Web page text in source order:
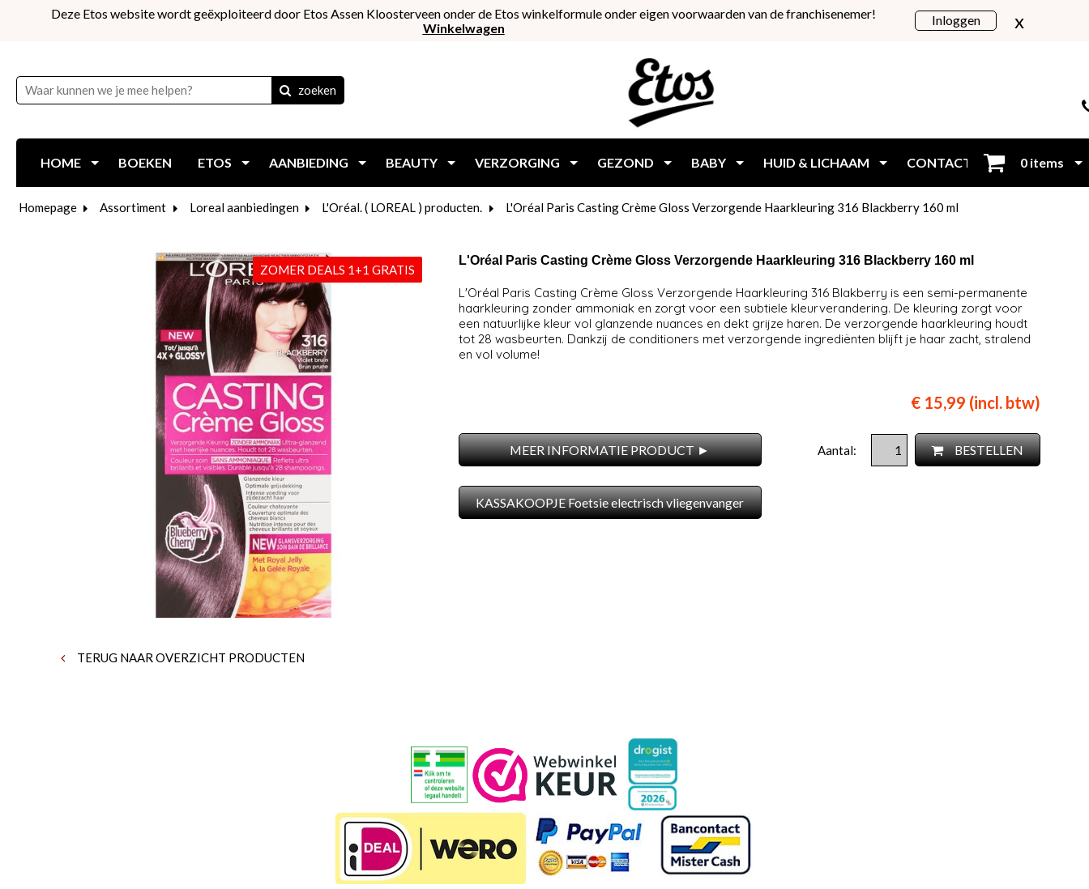
Deze Etos website wordt geëxploiteerd door Etos Assen Kloosterveen onder de Etos winkelformule onder eigen voorwaarden van de franchisenemer!
Winkelwagen
Inloggen x
zoeken
HOME BOEKEN ETOS AANBIEDING BEAUTY VERZORGING GEZOND BABY HUID & LICHAAM CONTACT Inloggen
0 items
Homepage Assortiment Loreal aanbiedingen L'Oréal. ( LOREAL ) producten. L'Oréal Paris Casting Crème Gloss Verzorgende Haarkleuring 316 Blackberry 160 ml
ZOMER DEALS 1+1 GRATIS
TERUG NAAR OVERZICHT PRODUCTEN
L'Oréal Paris Casting Crème Gloss Verzorgende Haarkleuring 316 Blackberry 160 ml
L'Oréal Paris Casting Crème Gloss Verzorgende Haarkleuring 316 Blakberry is een semi-permanente
haarkleuring zonder ammoniak en zorgt voor een subtiele kleurverandering. De kleuring zorgt voor
een natuurlijke kleur vol glanzende nuances en dekt grijze haren. De verzorgende haarkleuring houdt
tot 28 wasbeurten. Dankzij de conditioners met verzorgende ingrediënten blijft je haar zacht, stralend
en vol volume!
€ 15,99 (incl. btw)
Aantal: BESTELLEN
MEER INFORMATIE PRODUCT ►
KASSAKOOPJE Foetsie electrisch vliegenvanger